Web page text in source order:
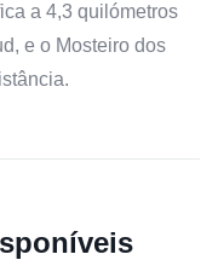
a 4,3 quilómetros
e o Mosteiro dos